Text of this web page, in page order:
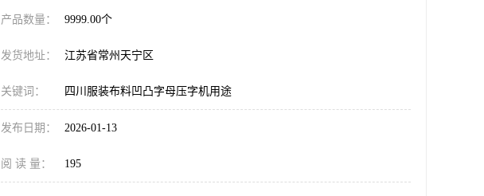
产品数量： 9999.00个
发货地址： 江苏省常州天宁区
关键词： 四川服装布料凹凸字母压字机用途
发布日期： 2026-01-13
阅 读 量： 195